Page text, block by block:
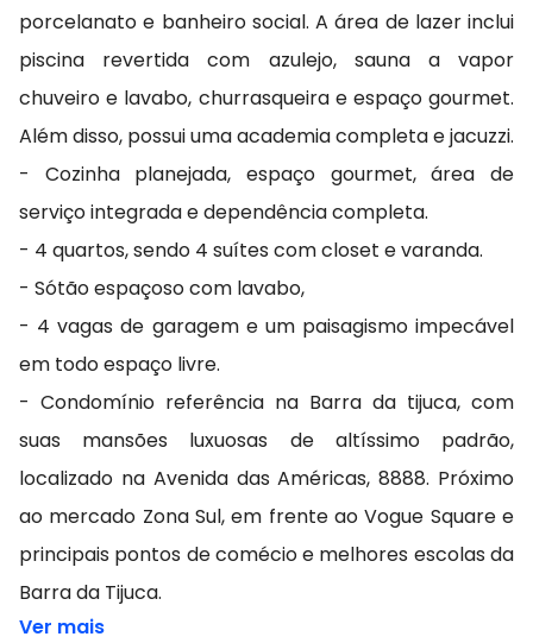
porcelanato e banheiro social. A área de lazer inclui
piscina revertida com azulejo, sauna a vapor
chuveiro e lavabo, churrasqueira e espaço gourmet.
Além disso, possui uma academia completa e jacuzzi.
- Cozinha planejada, espaço gourmet, área de
serviço integrada e dependência completa.
- 4 quartos, sendo 4 suítes com closet e varanda.
- Sótão espaçoso com lavabo,
- 4 vagas de garagem e um paisagismo impecável
em todo espaço livre.
- Condomínio referência na Barra da tijuca, com
suas mansões luxuosas de altíssimo padrão,
localizado na Avenida das Américas, 8888. Próximo
ao mercado Zona Sul, em frente ao Vogue Square e
principais pontos de comécio e melhores escolas da
Barra da Tijuca.
Ver mais